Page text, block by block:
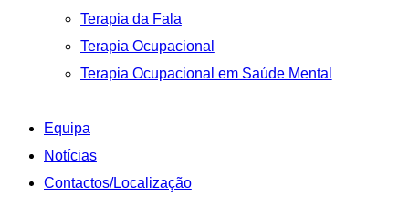
Terapia da Fala
Terapia Ocupacional
Terapia Ocupacional em Saúde Mental
Equipa
Notícias
Contactos/Localização